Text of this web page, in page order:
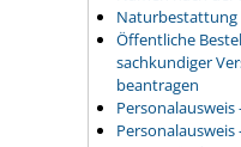
Naturbestattung
Öffentliche
sachkundiger
beantragen
Personalausweis
Personalausweis